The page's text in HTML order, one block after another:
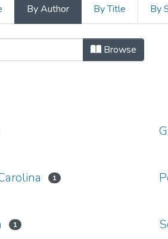
By Author By Title By
de Gestión
Browse
1
1